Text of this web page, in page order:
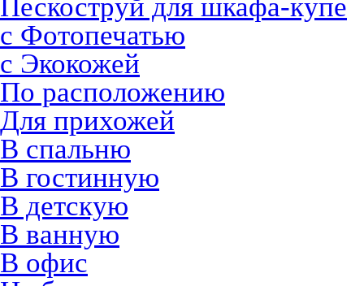
Пескоструй для шкафа-купе
с Фотопечатью
с Экокожей
По расположению
Для прихожей
В спальню
В гостинную
В детскую
В ванную
В офис